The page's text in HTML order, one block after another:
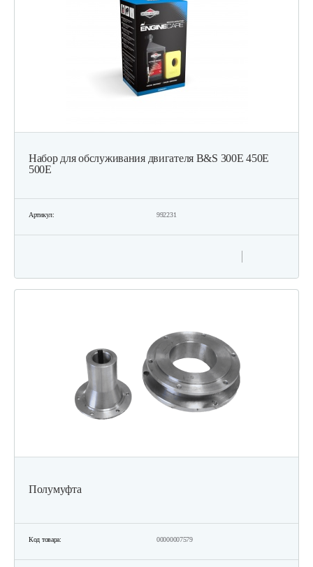
Набор для обслуживания двигателя B&S 300E 450E
500E
Артикул: 992231
Полумуфта
Код товара: 00000007579